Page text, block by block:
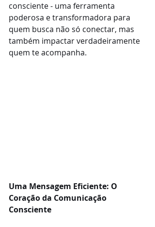
consciente - uma ferramenta
poderosa e transformadora para
quem busca não só conectar, mas
também impactar verdadeiramente
quem te acompanha.
Uma Mensagem Eficiente: O
Coração da Comunicação
Consciente